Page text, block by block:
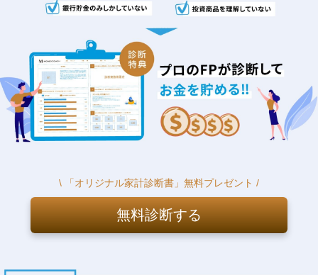
\ 「オリジナル家計診断書」無料プレゼント /
無料診断する